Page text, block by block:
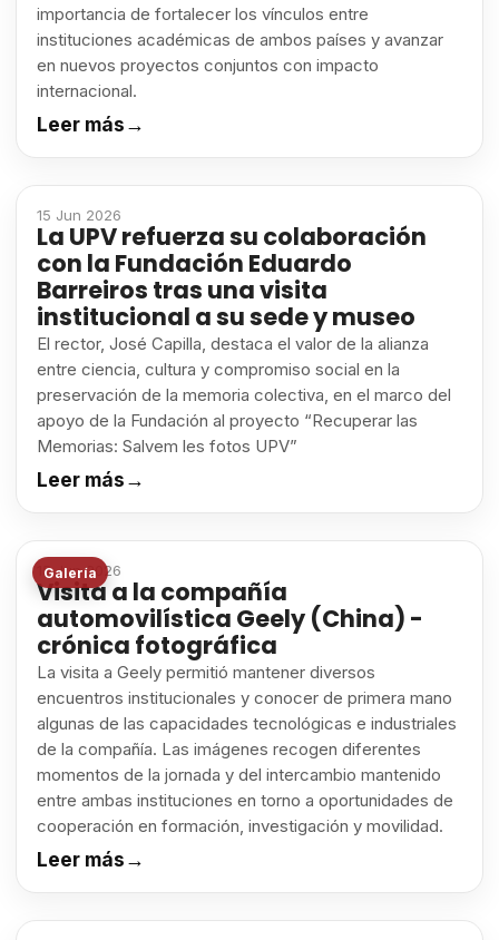
importancia de fortalecer los vínculos entre
instituciones académicas de ambos países y avanzar
en nuevos proyectos conjuntos con impacto
internacional.
Leer más→
15 Jun 2026
La UPV refuerza su colaboración
con la Fundación Eduardo
Barreiros tras una visita
institucional a su sede y museo
El rector, José Capilla, destaca el valor de la alianza
entre ciencia, cultura y compromiso social en la
preservación de la memoria colectiva, en el marco del
apoyo de la Fundación al proyecto “Recuperar las
Memorias: Salvem les fotos UPV”
Leer más→
Galería
15 Jun 2026
Visita a la compañía
automovilística Geely (China) -
crónica fotográfica
La visita a Geely permitió mantener diversos
encuentros institucionales y conocer de primera mano
algunas de las capacidades tecnológicas e industriales
de la compañía. Las imágenes recogen diferentes
momentos de la jornada y del intercambio mantenido
entre ambas instituciones en torno a oportunidades de
cooperación en formación, investigación y movilidad.
Leer más→